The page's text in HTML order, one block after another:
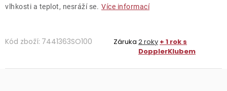
vlhkosti a teplot, nesráží se. Více informací
Kód zboží: 7441363SO100 Záruka 2 roky + 1 rok s
DopplerKlubem